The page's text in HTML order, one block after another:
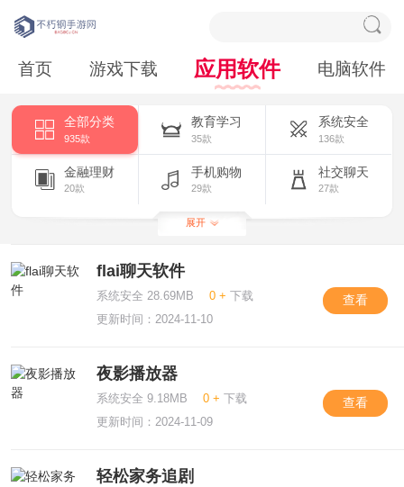
首页 游戏下载 应用软件 电脑软件
全部分类
935款
教育学习
35款
系统安全
136款
金融理财
20款
手机购物
29款
社交聊天
27款
生活服务
拍照摄影
103款
展开
flai聊天软件
系统安全 28.69MB 0 + 下载
更新时间：2024-11-10
查看
夜影播放器
系统安全 9.18MB 0 + 下载
更新时间：2024-11-09
查看
轻松家务追剧